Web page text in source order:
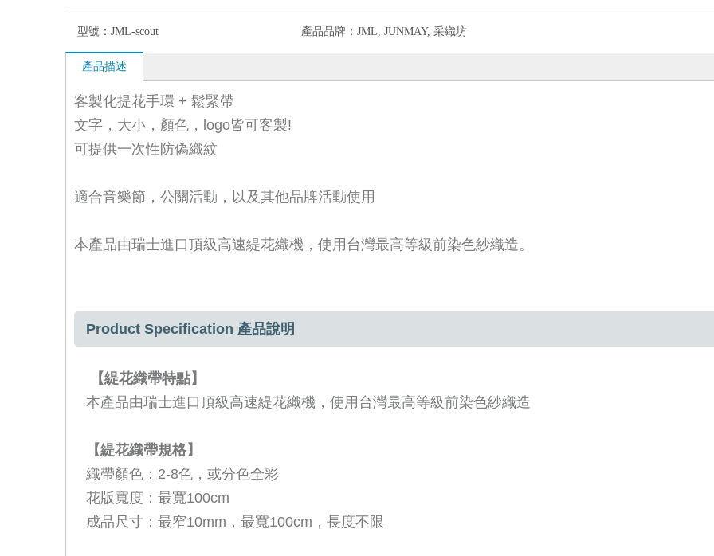
型號： JML-scout 產品品牌： JML, JUNMAY, 采織坊
產品描述
客製化提花手環 + 鬆緊帶
文字，大小，顏色，logo皆可客製!
可提供一次性防偽織紋
適合音樂節，公關活動，以及其他品牌活動使用
本產品由瑞士進口頂級高速緹花織機，使用台灣最高等級前染色紗織造。
Product Specification 產品說明
【緹花織帶特點】
本產品由瑞士進口頂級高速緹花織機，使用台灣最高等級前染色紗織造
【緹花織帶規格】
織帶顏色： 2-8色，或分色全彩
花版寬度：最寬100cm
成品尺寸：最窄10mm ，最寬100cm ，長度不限